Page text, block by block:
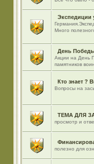
Экспедиции
Много полезного
День
Акции на День
памятников
Кто знает ?
Вопросы на
ТЕМА ДЛЯ
просмотр и
полезно для